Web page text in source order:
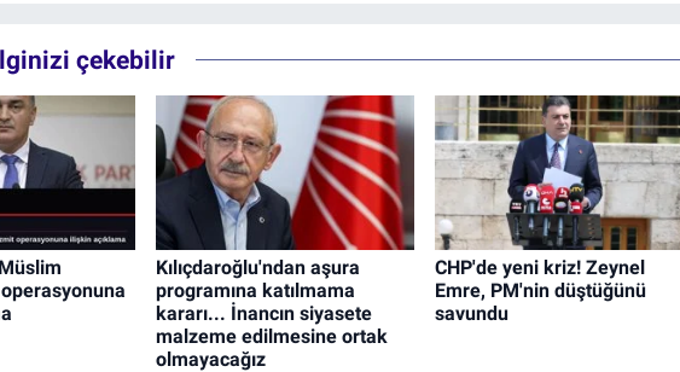
çekebilir
Kılıçdaroğlu'ndan aşura
programına katılmama
kararı... İnancın siyasete
malzeme edilmesine ortak
olmayacağız
CHP'de yeni kriz! Zeynel
Emre, PM'nin düştüğünü
savundu